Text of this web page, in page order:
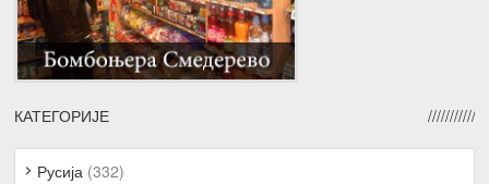
КАТЕГОРИЈЕ
Русија (332)